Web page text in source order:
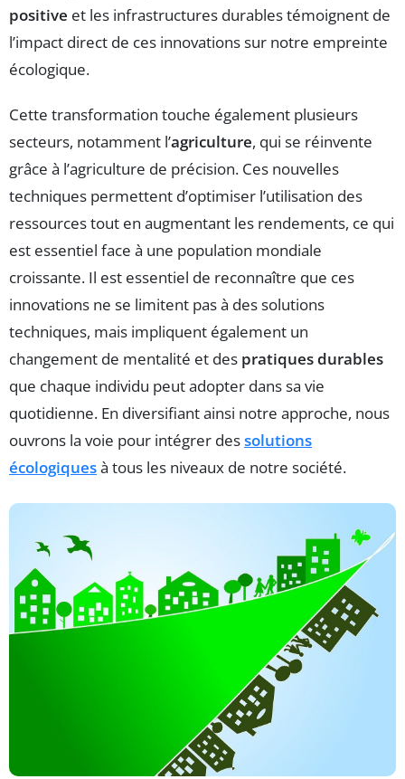
positive et les infrastructures durables témoignent de
l’impact direct de ces innovations sur notre empreinte
écologique.
Cette transformation touche également plusieurs
secteurs, notamment l’agriculture, qui se réinvente
grâce à l’agriculture de précision. Ces nouvelles
techniques permettent d’optimiser l’utilisation des
ressources tout en augmentant les rendements, ce qui
est essentiel face à une population mondiale
croissante. Il est essentiel de reconnaître que ces
innovations ne se limitent pas à des solutions
techniques, mais impliquent également un
changement de mentalité et des pratiques durables
que chaque individu peut adopter dans sa vie
quotidienne. En diversifiant ainsi notre approche, nous
ouvrons la voie pour intégrer dessolutions
écologiquesà tous les niveaux de notre société.